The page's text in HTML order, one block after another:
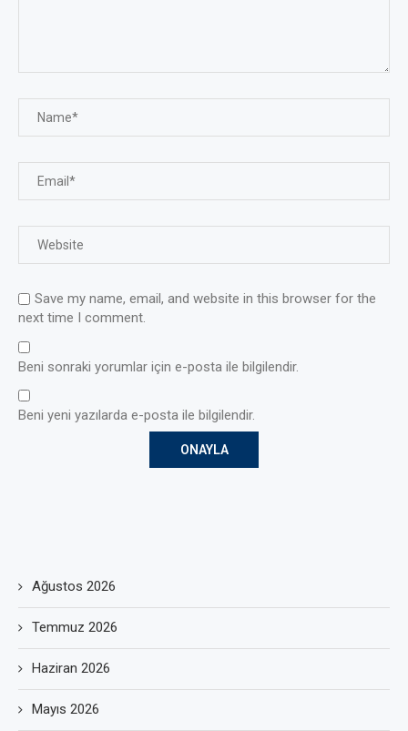
Save my name, email, and website in this browser for the
next time I comment.
Beni sonraki yorumlar için e-posta ile bilgilendir.
Beni yeni yazılarda e-posta ile bilgilendir.
Ağustos 2026
Temmuz 2026
Haziran 2026
Mayıs 2026